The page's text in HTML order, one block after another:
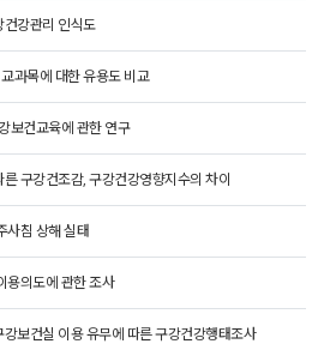
강관리 인식도
과목에 대한 유용도 비교
보건교육에 관한 연구
구강건조감, 구강건강영향지수의 차이
사침 상해 실태
용의도에 관한 조사
보건실 이용 유무에 따른 구강건강행태조사